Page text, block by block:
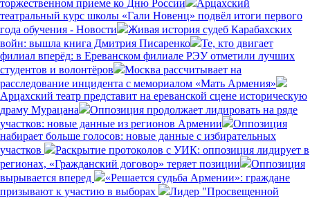
торжественном приеме ко Дню России
Арцахский
театральный курс школы «Гали Новенц» подвёл итоги первого
года обучения - Новости
Живая история судеб Карабахских
войн: вышла книга Дмитрия Писаренко
Те, кто двигает
филиал вперёд: в Ереванском филиале РЭУ отметили лучших
студентов и волонтёров
Москва рассчитывает на
расследование инцидента с мемориалом «Мать Армения»
Арцахский театр представит на ереванской сцене историческую
драму Мурацана
Оппозиция продолжает лидировать на ряде
участков: новые данные из регионов Армении
Оппозиция
набирает больше голосов: новые данные с избирательных
участков
Раскрытие протоколов с УИК: оппозиция лидирует в
регионах, «Гражданский договор» теряет позиции
Оппозиция
вырывается вперед
«Решается судьба Армении»: граждане
призывают к участию в выборах
Лидер "Просвещенной